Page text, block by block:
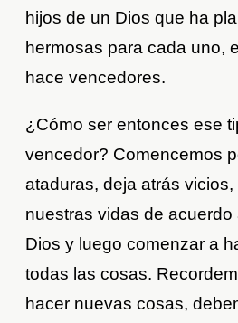
hijos de un Dios que ha
hermosas para cada uno,
hace vencedores.
¿Cómo ser entonces ese
vencedor? Comencemos
ataduras, deja atrás
nuestras vidas de acuerdo
Dios y luego comenzar a
todas las cosas.
hacer nuevas cosas,